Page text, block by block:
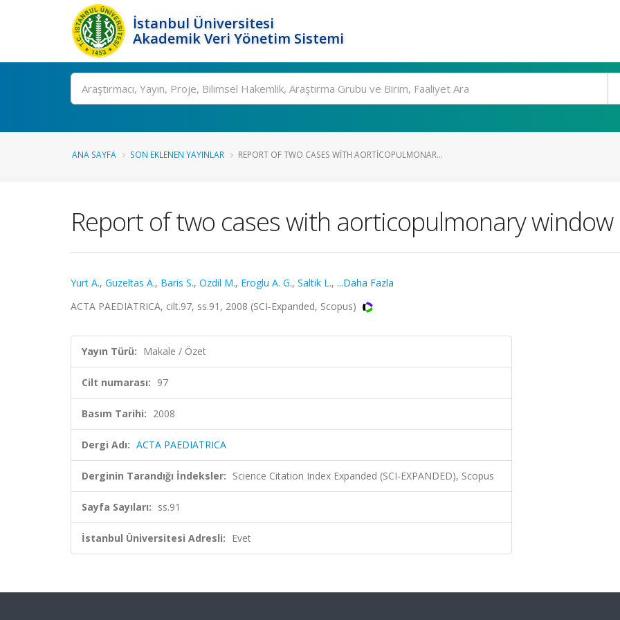
İstanbul Üniversitesi
Akademik Veri Yönetim Sistemi
Ara
ANA SAYFA SON EKLENEN YAYINLAR REPORT OF TWO CASES WITH AORTICOPULMONAR...
Report of two cases with aorticopulmonary window
Yurt A., Guzeltas A., Baris S., Ozdil M., Eroglu A. G., Saltik L., ...Daha Fazla
ACTA PAEDIATRICA, cilt.97, ss.91, 2008 (SCI-Expanded, Scopus)
Yayın Türü: Makale / Özet
Cilt numarası: 97
Basım Tarihi: 2008
Dergi Adı: ACTA PAEDIATRICA
Derginin Tarandığı İndeksler: Science Citation Index Expanded (SCI-EXPANDED), Scopus
Sayfa Sayıları: ss.91
İstanbul Üniversitesi Adresli: Evet